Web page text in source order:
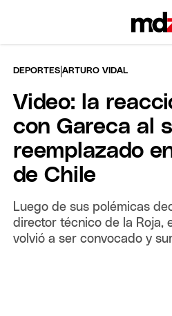
DEPORTES |ARTURO VIDAL
Video: la
con Gareca al
reemplazado
de Chile
Luego de sus polémicas
director técnico de la Roja,
volvió a ser convocado y